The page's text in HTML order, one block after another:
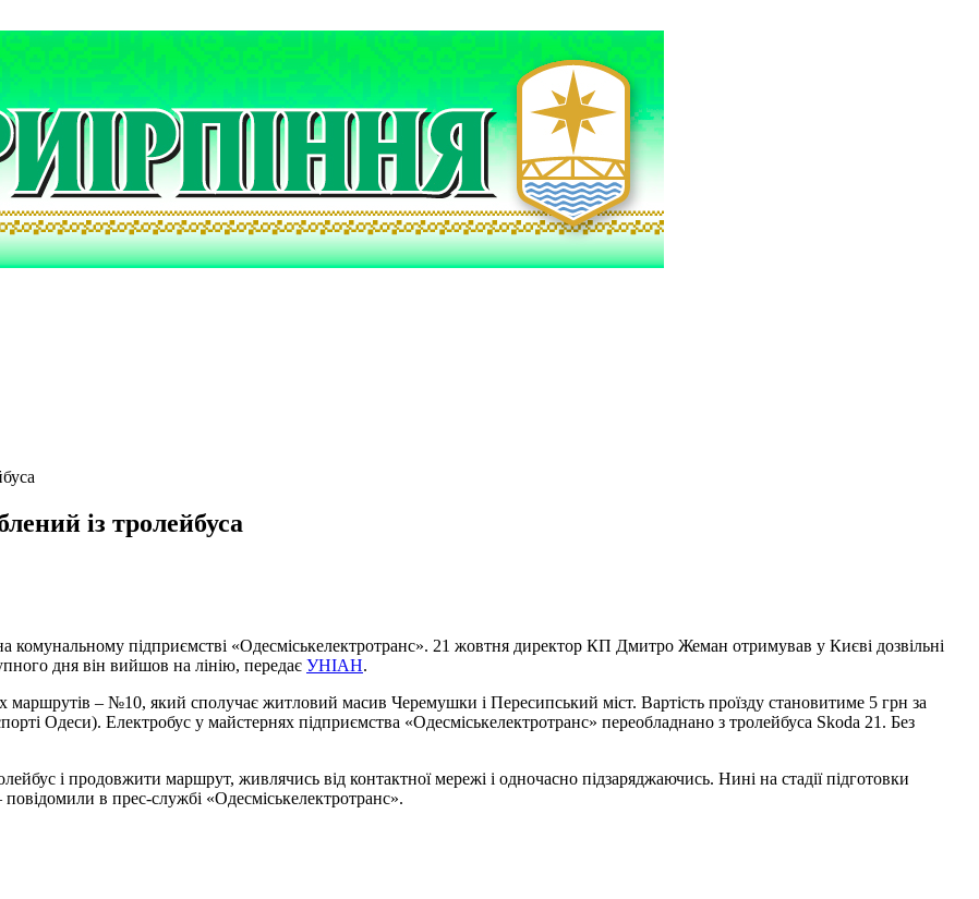
із тролейбуса
підприємстві «Одесміськелектротранс». 21 жовтня директор КП Дмитро Жеман отримував у Києві дозвільні
дня він вийшов на лінію, передає УНІАН.
– №10, який сполучає житловий масив Черемушки і Пересипський міст. Вартість проїзду становитиме 5 грн за
Одеси). Електробус у майстернях підприємства «Одесміськелектротранс» переобладнано з тролейбуса Skoda 21. Без
і продовжити маршрут, живлячись від контактної мережі і одночасно підзаряджаючись. Нині на стадії підготовки
в прес-службі «Одесміськелектротранс».